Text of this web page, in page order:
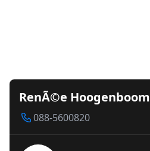
RenÃ©e Hoogenboom
088-5600820